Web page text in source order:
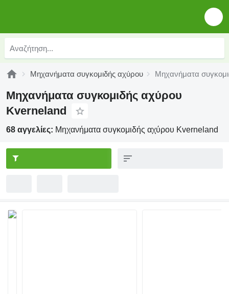
Μηχανήματα συγκομιδής αχύρου Μηχανήματα
Μηχανήματα συγκομιδής αχύρου
Kverneland
68 αγγελίες: Μηχανήματα συγκομιδής αχύρου Kverneland